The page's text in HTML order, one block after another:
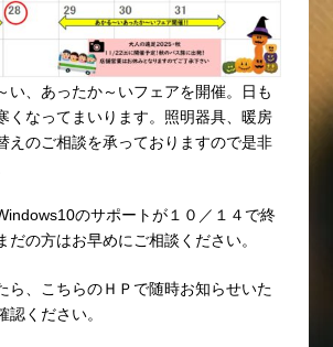
い、あったか～いフェアを開催。日も
くなってまいります。照明器具、暖房
えのご相談を承っておりますので是非
のサポートが１０／１４で終
だの方はお早めにご相談ください。
ら、こちらのＨＰで随時お知らせいた
認ください。